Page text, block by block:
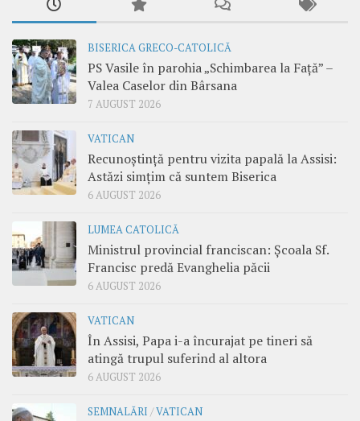
BISERICA GRECO-CATOLICĂ
PS Vasile în parohia „Schimbarea la Față” –
Valea Caselor din Bârsana
7 AUGUST 2026
VATICAN
Recunoștință pentru vizita papală la Assisi:
Astăzi simțim că suntem Biserica
6 AUGUST 2026
LUMEA CATOLICĂ
Ministrul provincial franciscan: Școala Sf.
Francisc predă Evanghelia păcii
6 AUGUST 2026
VATICAN
În Assisi, Papa i-a încurajat pe tineri să
atingă trupul suferind al altora
6 AUGUST 2026
SEMNALĂRI /VATICAN